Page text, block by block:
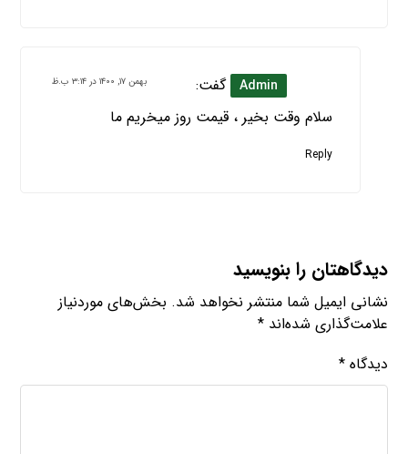
Admin گفت: بهمن ۱۷, ۱۴۰۰ در ۳:۱۴ ب.ظ
سلام وقت بخیر ، قیمت روز میخریم ما
Reply
دیدگاهتان را بنویسید
نشانی ایمیل شما منتشر نخواهد شد. بخش‌های موردنیاز
علامت‌گذاری شده‌اند*
دیدگاه*